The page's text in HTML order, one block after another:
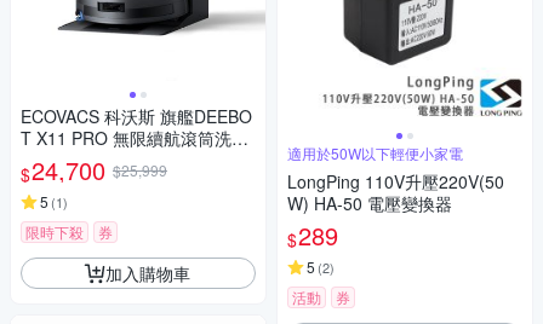
ECOVACS 科沃斯 旗艦DEEBO
T X11 PRO 無限續航滾筒洗地
機器人
$24,700 $25,999
5 (1)
限時下殺 券
加入購物車
適用於50W以下輕便小家電
LongPing 110V升壓220V(50
W) HA-50 電壓變換器
$289
5 (2)
活動 券